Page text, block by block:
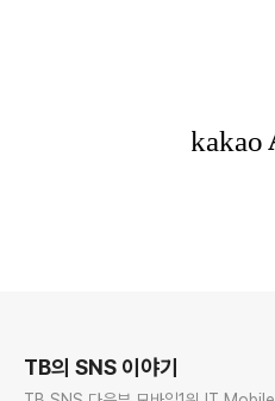
TB의 SNS 이야기